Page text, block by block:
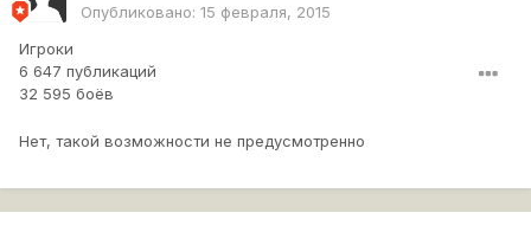
Опубликовано: 15 февраля, 2015
Игроки
6 647 публикаций
32 595 боёв
Нет, такой возможности не предусмотренно